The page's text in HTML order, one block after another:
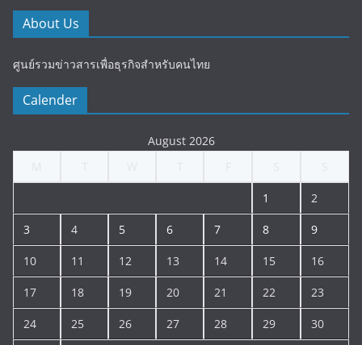
About Us
ศูนย์รวมข่าวสารเพื่อธุรกิจสำหรับคนไทย
Calender
August 2026
1 2
3 4 5 6 7 8 9
10 11 12 13 14 15 16
17 18 19 20 21 22 23
24 25 26 27 28 29 30